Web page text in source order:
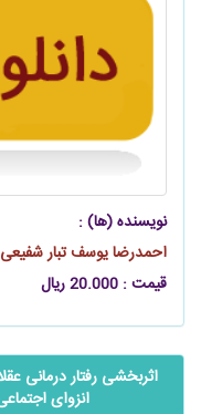
نویسنده (ها) :
احمدرضا یوسف تبار
قیمت : 20.000 ریال
انزوای